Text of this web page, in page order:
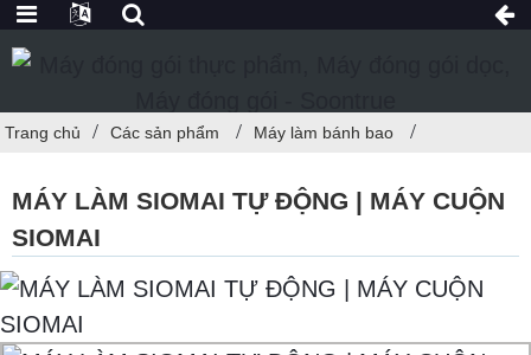
Trang chủ Các sản phẩm Máy làm bánh bao
MÁY LÀM SIOMAI TỰ ĐỘNG | MÁY CUỘN
SIOMAI